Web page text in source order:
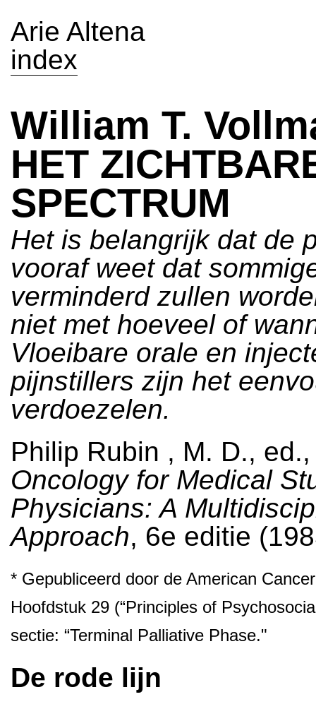
Arie Altena
index
William T.
HET
SPECTRUM
Het is belangrijk dat de
vooraf weet dat
verminderd zullen
niet met hoeveel of
Vloeibare orale en
pijnstillers zijn het
verdoezelen.
Philip Rubin , M. D., ed.,
Oncology for Medical
Physicians: A
Approach, 6e editie
* Gepubliceerd door de American
Hoofdstuk 29 (“Principles of
sectie: “Terminal Palliative Phase."
De rode lijn